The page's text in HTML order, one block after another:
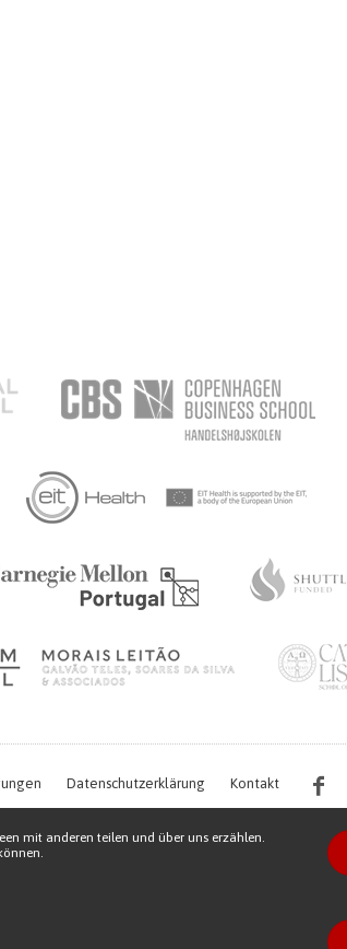
Datenschutzerklärung Kontakt
mit anderen teilen und über uns erzählen.